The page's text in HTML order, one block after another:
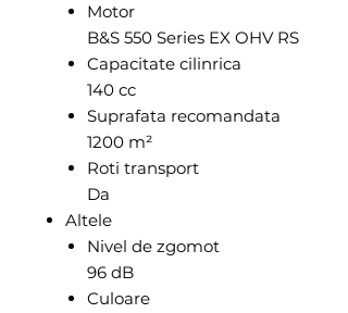
Motor
B&S 550 Series EX OHV RS
Capacitate cilinrica
140 cc
Suprafata recomandata
1200 m²
Roti transport
Da
Altele
Nivel de zgomot
96 dB
Culoare